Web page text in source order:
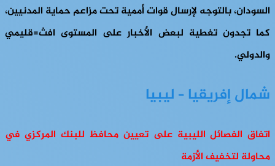
السودان، بالتوجه لإرسال قوات أممية تحت مزاعم حماية المدنيين،
كما تجدون تغطية لبعض الأخبار على المستوى افث=قليمي
والدولي.
شمال إفريقيا – ليبيا
اتفاق الفصائل الليبية على تعيين محافظ للبنك المركزي في
محاولة لتخفيف الأزمة